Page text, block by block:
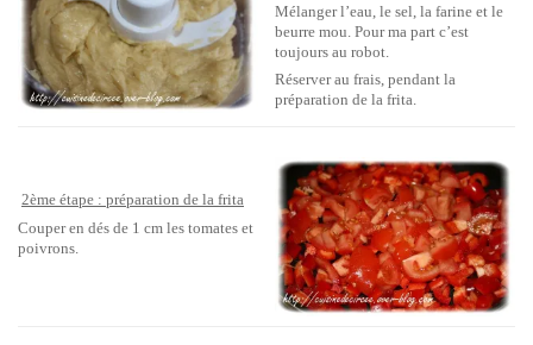
Mélanger l’eau, le sel, la farine et le
beurre mou. Pour ma part c’est
toujours au robot.
Réserver au frais, pendant la
préparation de la frita.
2ème étape : préparation de la frita
Couper en dés de 1 cm les tomates et
poivrons.